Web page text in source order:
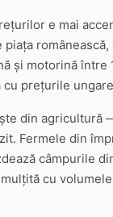
e mai
și motorină
cu prețurile
din
Fermele din
câmpurile
cu